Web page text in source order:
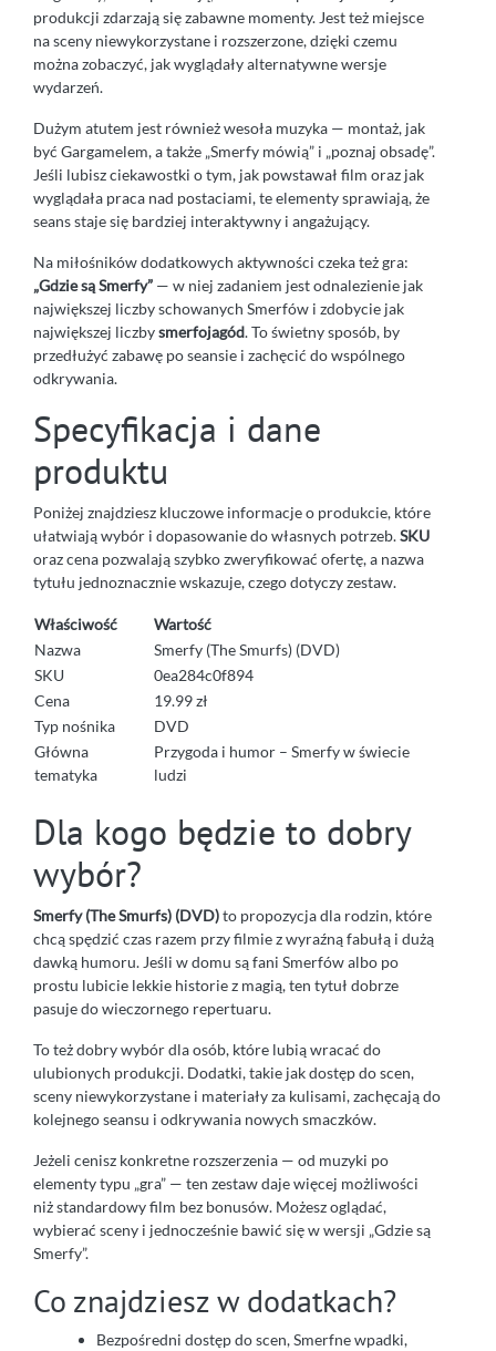
produkcji zdarzają się zabawne momenty. Jest też miejsce
na sceny niewykorzystane i rozszerzone, dzięki czemu
można zobaczyć, jak wyglądały alternatywne wersje
wydarzeń.
Dużym atutem jest również wesoła muzyka — montaż, jak
być Gargamelem, a także „Smerfy mówią” i „poznaj obsadę”.
Jeśli lubisz ciekawostki o tym, jak powstawał film oraz jak
wyglądała praca nad postaciami, te elementy sprawiają, że
seans staje się bardziej interaktywny i angażujący.
Na miłośników dodatkowych aktywności czeka też gra:
„Gdzie są Smerfy” — w niej zadaniem jest odnalezienie jak
największej liczby schowanych Smerfów i zdobycie jak
największej liczbysmerfojagód. To świetny sposób, by
przedłużyć zabawę po seansie i zachęcić do wspólnego
odkrywania.
Specyfikacja i dane
produktu
Poniżej znajdziesz kluczowe informacje o produkcie, które
ułatwiają wybór i dopasowanie do własnych potrzeb.SKU
oraz cena pozwalają szybko zweryfikować ofertę, a nazwa
tytułu jednoznacznie wskazuje, czego dotyczy zestaw.
Właściwość
Wartość
Nazwa
Smerfy (The Smurfs) (DVD)
SKU
0ea284c0f894
Cena
19.99 zł
Typ nośnika
DVD
Główna
tematyka
Przygoda i humor – Smerfy w świecie
ludzi
Dla kogo będzie to dobry
wybór?
Smerfy (The Smurfs) (DVD)to propozycja dla rodzin, które
chcą spędzić czas razem przy filmie z wyraźną fabułą i dużą
dawką humoru. Jeśli w domu są fani Smerfów albo po
prostu lubicie lekkie historie z magią, ten tytuł dobrze
pasuje do wieczornego repertuaru.
To też dobry wybór dla osób, które lubią wracać do
ulubionych produkcji. Dodatki, takie jak dostęp do scen,
sceny niewykorzystane i materiały za kulisami, zachęcają do
kolejnego seansu i odkrywania nowych smaczków.
Jeżeli cenisz konkretne rozszerzenia — od muzyki po
elementy typu „gra” — ten zestaw daje więcej możliwości
niż standardowy film bez bonusów. Możesz oglądać,
wybierać sceny i jednocześnie bawić się w wersji „Gdzie są
Smerfy”.
Co znajdziesz w dodatkach?
Bezpośredni dostęp do scen, Smerfne wpadki,